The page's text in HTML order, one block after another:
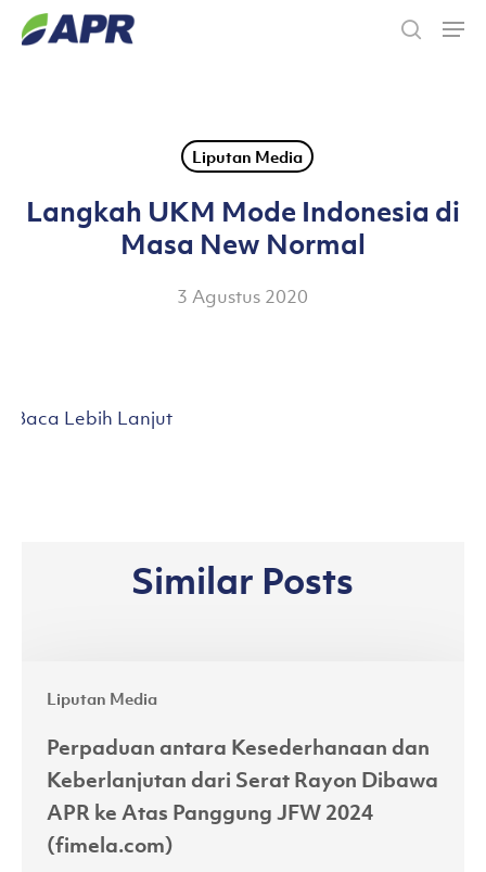
Skip
Liputan Media
Langkah UKM Mode Indonesia di
Masa New Normal
3 Agustus 2020
Baca Lebih Lanjut
Similar Posts
Liputan Media
antara
Kesederhanaan
dan
Keberlanjutan
dari
Serat
Perpaduan antara Kesederhanaan dan
Keberlanjutan dari Serat Rayon Dibawa
APR ke Atas Panggung JFW 2024
(fimela.com)